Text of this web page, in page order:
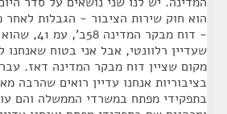
הוא חוק שירות הציבור - הגבלות לאחר
- דוח מבקר
שעדיין רלוונטי, אבל אני בטוח שאנחנו
מקום שציין דוח מבקר המדינה דאז.
בציבוריות אנחנו עדיין רואים שהרבה
בתפקידי מפתח במשרדי הממשלה והם